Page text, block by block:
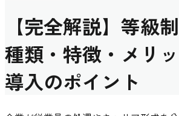
【完全解説】等級
種類・特徴・メリ
導入のポイント